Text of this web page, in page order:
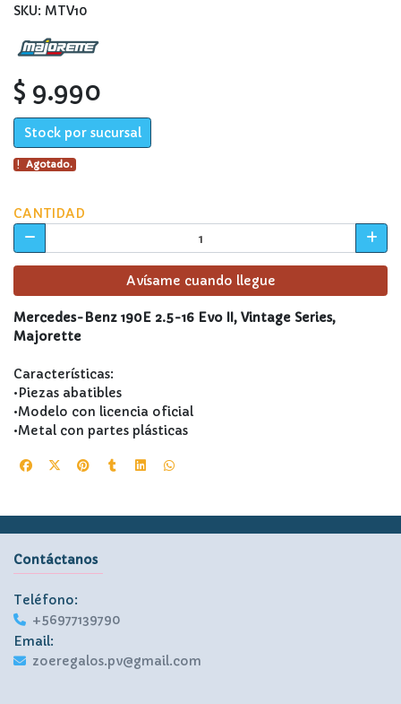
SKU: MTV10
$ 9.990
Stock por sucursal
Agotado.
CANTIDAD
Avísame cuando llegue
Mercedes-Benz 190E 2.5-16 Evo II, Vintage Series,
Majorette
Características:
•Piezas abatibles
•Modelo con licencia oficial
•Metal con partes plásticas
Contáctanos
Teléfono:
+56977139790
Email:
zoeregalos.pv@gmail.com